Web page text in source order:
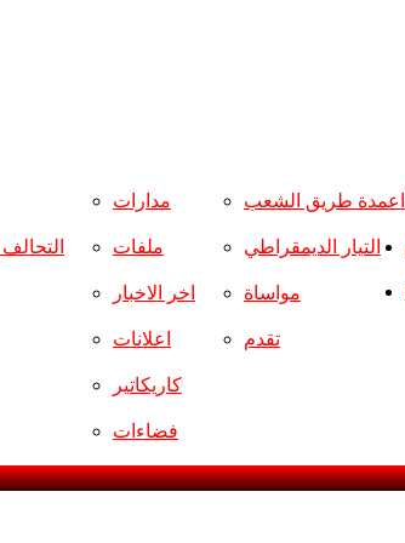
مدارات
ملفات
اخر الاخبار
اعلانات
كاريكاتير
فضاءات
اعمدة طريق الشعب
التيار الديمقراطي
مواساة
تقدم